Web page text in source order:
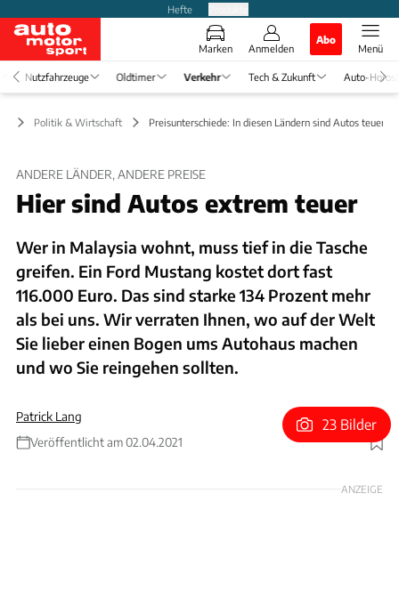
Hefte
Marken Anmelden
Abo
Menü
Nutzfahrzeuge Oldtimer Verkehr Tech & Zukunft Auto-
Politik & Wirtschaft Preisunterschiede: In diesen Ländern sind Autos teuer
ANDERE LÄNDER, ANDERE PREISE
Hier sind Autos extrem teuer
Wer in Malaysia wohnt, muss tief in die Tasche
greifen. Ein Ford Mustang kostet dort fast
116.000 Euro. Das sind starke 134 Prozent mehr
als bei uns. Wir verraten Ihnen, wo auf der Welt
Sie lieber einen Bogen ums Autohaus machen
und wo Sie reingehen sollten.
Patrick Lang
Veröffentlicht am 02.04.2021
Foto: Ford / skitterphoto / Patrick Lang
23 Bilder
ANZEIGE